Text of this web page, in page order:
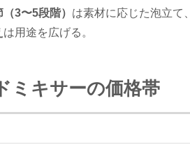
3〜5段階） は素材に応じた泡立て、
は用途を広げる。
ミキサーの価格帯